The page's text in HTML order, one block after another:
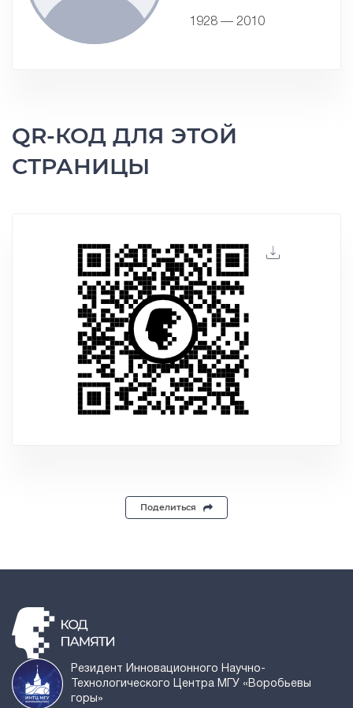
1928 — 2010
QR-КОД ДЛЯ ЭТОЙ
СТРАНИЦЫ
Поделиться
Резидент Инновационного Научно-
Технологического Центра МГУ «Воробьевы
горы»